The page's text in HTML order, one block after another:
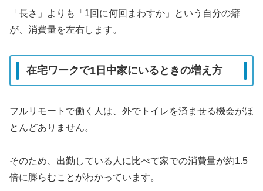
「長さ」よりも「1回に何回まわすか」という自分の癖
が、消費量を左右します。
在宅ワークで1日中家にいるときの増え方
フルリモートで働く人は、外でトイレを済ませる機会がほ
とんどありません。
そのため、出勤している人に比べて家での消費量が約1.5
倍に膨らむことがわかっています。